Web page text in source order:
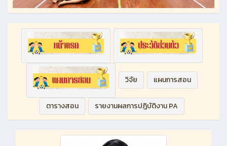
วิจัย แผนการสอน
ตารางสอน รายงานผลการปฎิบัติงาน PA